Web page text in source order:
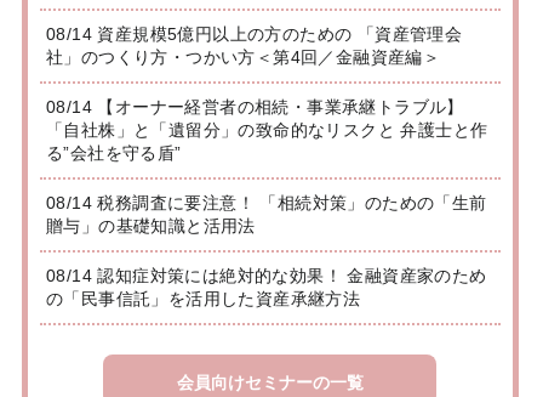
08/14 資産規模5億円以上の方のための 「資産管理会
社」のつくり方・つかい方＜第4回／金融資産編＞
08/14 【オーナー経営者の相続・事業承継トラブル】
「自社株」と「遺留分」の致命的なリスクと 弁護士と作
る”会社を守る盾”
08/14 税務調査に要注意！ 「相続対策」のための「生前
贈与」の基礎知識と活用法
08/14 認知症対策には絶対的な効果！ 金融資産家のため
の「民事信託」を活用した資産承継方法
会員向けセミナーの一覧